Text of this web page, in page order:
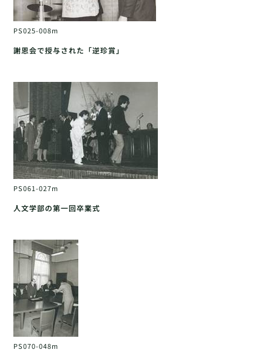
PS025-008m
謝恩会で授与された「逆珍賞」
PS061-027m
人文学部の第一回卒業式
PS070-048m